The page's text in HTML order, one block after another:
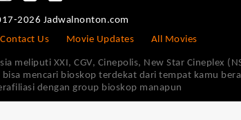
2026 Jadwalnonton.com
Contact Us Movie Updates All Movies
XXI, CGV, Cinepolis, New Star Cineplex
mencari bioskop terdekat dari tempat kamu
dengan group bioskop manapun